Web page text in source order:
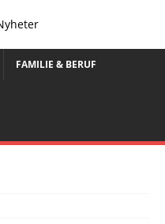
FAMILIE & BERUF